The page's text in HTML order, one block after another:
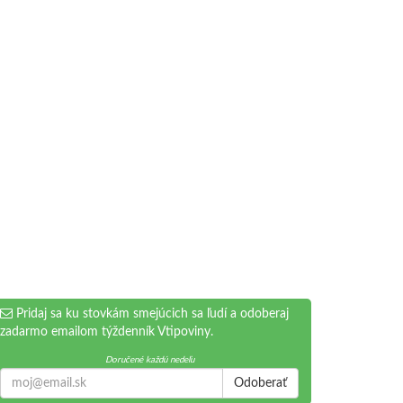
Pridaj sa ku stovkám smejúcich sa ľudí a odoberaj
zadarmo emailom týždenník Vtipoviny.
Doručené každú nedeľu
Odoberať